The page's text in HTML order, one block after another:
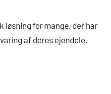
løsning for mange, der har
af deres ejendele.